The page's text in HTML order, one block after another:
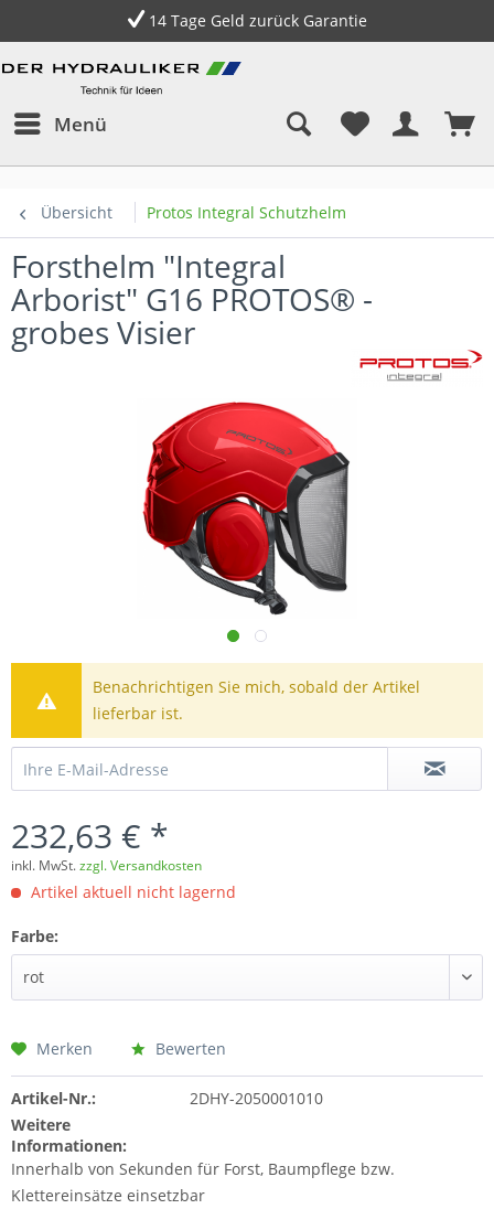
14 Tage Geld zurück Garantie
Menü
Übersicht Protos Integral Schutzhelm
Forsthelm "Integral
Arborist" G16 PROTOS® -
grobes Visier
Benachrichtigen Sie mich, sobald der Artikel
lieferbar ist.
232,63 € *
inkl. MwSt.zzgl. Versandkosten
Artikel aktuell nicht lagernd
Farbe:
Merken Bewerten
Artikel-Nr.:
2DHY-2050001010
Weitere
Informationen:
Innerhalb von Sekunden für Forst, Baumpflege bzw.
Klettereinsätze einsetzbar